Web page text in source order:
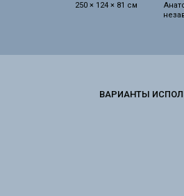
250 × 124 × 81 см